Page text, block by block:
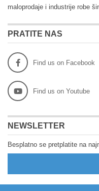
maloprodaje i industrije robe
PRATITE NAS
Find us on Facebook
Find us on Youtube
NEWSLETTER
Besplatno se pretplatite na